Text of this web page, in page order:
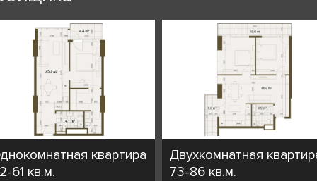
квартира
61 кв.м.
Двухкомнатная
73-86 кв.м.